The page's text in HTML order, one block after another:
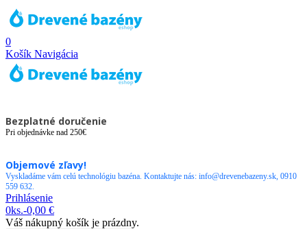
0
Košík Navigácia
Bezplatné doručenie
Pri objednávke nad 250€
Objemové zľavy!
Vyskladáme vám celú technológiu bazéna. Kontaktujte nás: info@drevenebazeny.sk, 0910
559 632.
Prihlásenie
0ks.-0,00 €
Váš nákupný košík je prázdny.